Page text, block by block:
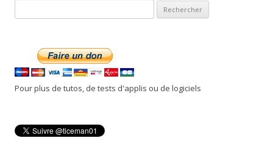
e
e
r
c
e
r
Pour plus de tutos, de tests d'applis ou de logiciels